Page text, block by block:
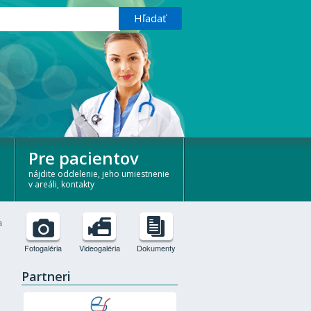
Pre pacientov
nájdite oddelenie, jeho umiestnenie
v areáli, kontakty
Fotogaléria Videogaléria Dokumenty
Partneri